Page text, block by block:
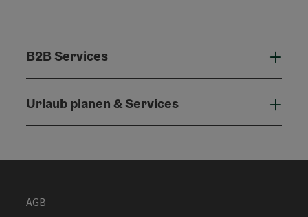
B2B Services
Urlaub planen & Services
AGB